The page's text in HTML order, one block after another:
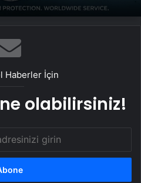
Haberler İçin
olabilirsiniz!